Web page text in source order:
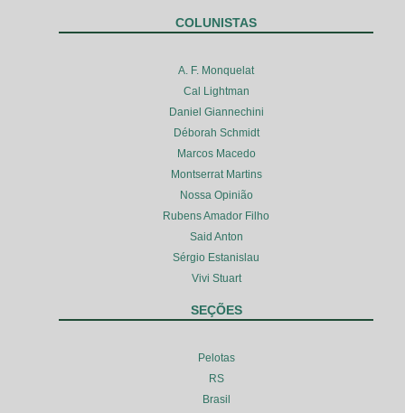
COLUNISTAS
A. F. Monquelat
Cal Lightman
Daniel Giannechini
Déborah Schmidt
Marcos Macedo
Montserrat Martins
Nossa Opinião
Rubens Amador Filho
Said Anton
Sérgio Estanislau
Vivi Stuart
SEÇÕES
Pelotas
RS
Brasil